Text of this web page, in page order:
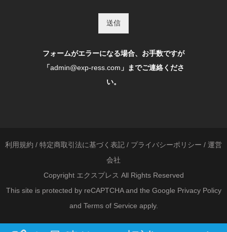
送信
フォームがエラーになる場合、お手数ですが
「admin@exp-ress.com 」までご連絡くださ
い。
利用規約 / 特定商取引法に基づく表記 / プライバシーポリシー / 運営
会社
Copyright エクスプレス All Rights Reserved
This site is protected by reCAPTCHA and the Google Privacy Policy
and Terms of Service apply.